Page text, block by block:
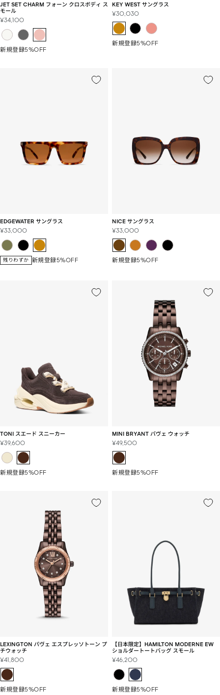
JET SET CHARM フォーン クロスボディ ス
モール
セ
ル
格
¥34,100
新規登録5%OFF
KEY WEST サングラス
セ
ー
ル
格
¥30,030
新規登録5%OFF
EDGEWATER サングラス
セ
ル
価
格
¥33,000
残りわずか 新規登録5%OFF
NICE サングラス
セ
ー
ル
格
¥33,000
新規登録5%OFF
TONI スエード スニーカー
セ
ー
ル
格
¥39,600
新規登録5%OFF
MINI BRYANT パヴェ ウォッチ
セ
ー
ル
格
¥49,500
新規登録5%OFF
LEXINGTON パヴェ エスプレッソトーン プ
チウォッチ
セ
ー
ル
格
¥41,800
新規登録5%OFF
【日本限定】HAMILTON MODERNE EW
ショルダートートバッグ スモール
セ
ー
ル
格
¥46,200
新規登録5%OFF